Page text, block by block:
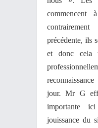
commencent
précédente, ils
et donc cela
jour. Mr G
importante
jouissance du